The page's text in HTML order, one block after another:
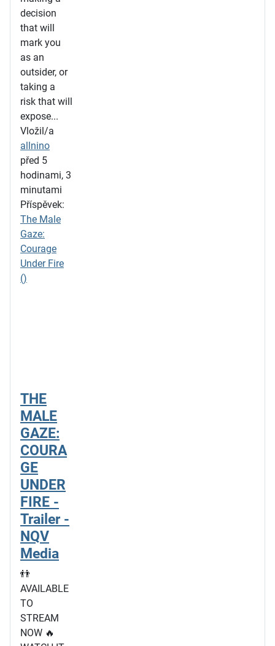
decision
that will
mark you
as an
outsider, or
taking a
risk that will
expose...
Vložil/a
allnino
před 5
hodinami, 3
minutami
Příspěvek:
The Male
Gaze:
Courage
Under Fire
()
THE
MALE
GAZE:
COURA
GE
UNDER
FIRE -
Trailer -
NQV
Media
👬
AVAILABLE
TO
STREAM
NOW 🔥